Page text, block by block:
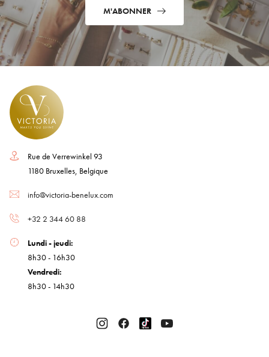
M'ABONNER
Rue de Verrewinkel 93
1180 Bruxelles, Belgique
info@victoria-benelux.com
+32 2 344 60 88
Lundi - jeudi:
8h30 - 16h30
Vendredi:
8h30 - 14h30